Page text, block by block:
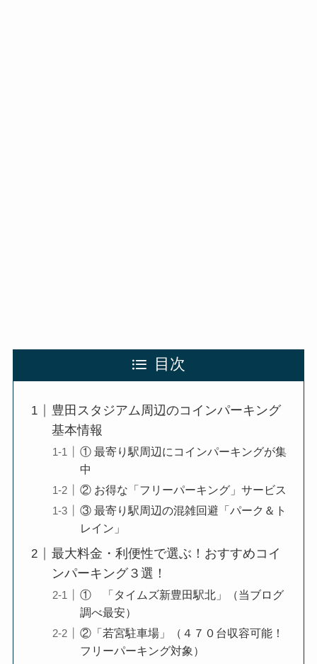
目次
豊田スタジアム周辺のコインパーキング
基本情報
① 最寄り駅周辺にコインパーキングが集
中
② お得な「フリーパーキング」サービス
③ 最寄り駅周辺の混雑回避「パーク＆ト
レイン」
最大料金・利便性で選ぶ！おすすめコイ
ンパーキング３選！
① 「タイムズ新豊田駅北」（当ブログ
調べ最安）
②「若宮駐車場」（４７０台収容可能！
フリーパーキング対象）